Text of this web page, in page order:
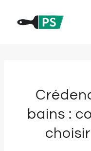
bains :